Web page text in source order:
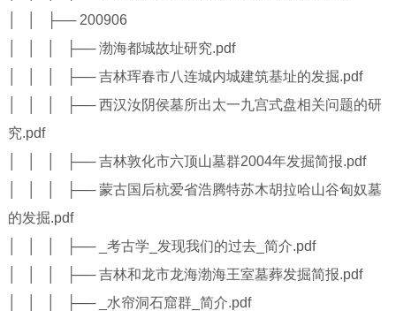
│ │ ├── 200906
│ │ │ ├── 渤海都城故址研究.pdf
│ │ │ ├── 吉林珲春市八连城内城建筑基址的发掘.pdf
│ │ │ ├── 西汉汝阴侯墓所出太一九宫式盘相关问题的研
究.pdf
│ │ │ ├── 吉林敦化市六顶山墓群2004年发掘简报.pdf
│ │ │ ├── 蒙古国后杭爱省浩腾特苏木胡拉哈山谷匈奴墓
的发掘.pdf
│ │ │ ├── _考古学_发现我们的过去_简介.pdf
│ │ │ ├── 吉林和龙市龙海渤海王室墓葬发掘简报.pdf
│ │ │ ├── _水帘洞石窟群_简介.pdf